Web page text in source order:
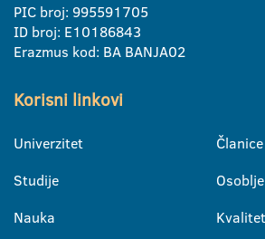
PIC broj: 995591705
ID broj: E10186843
Erazmus kod: BA BANJA02
Korisni linkovi
Univerzitet
Studije
Nauka
Članice
Osoblje
Kvalitet